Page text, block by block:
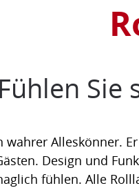
Fühlen Sie
wahrer Alleskönner.
Design und
fühlen. Alle